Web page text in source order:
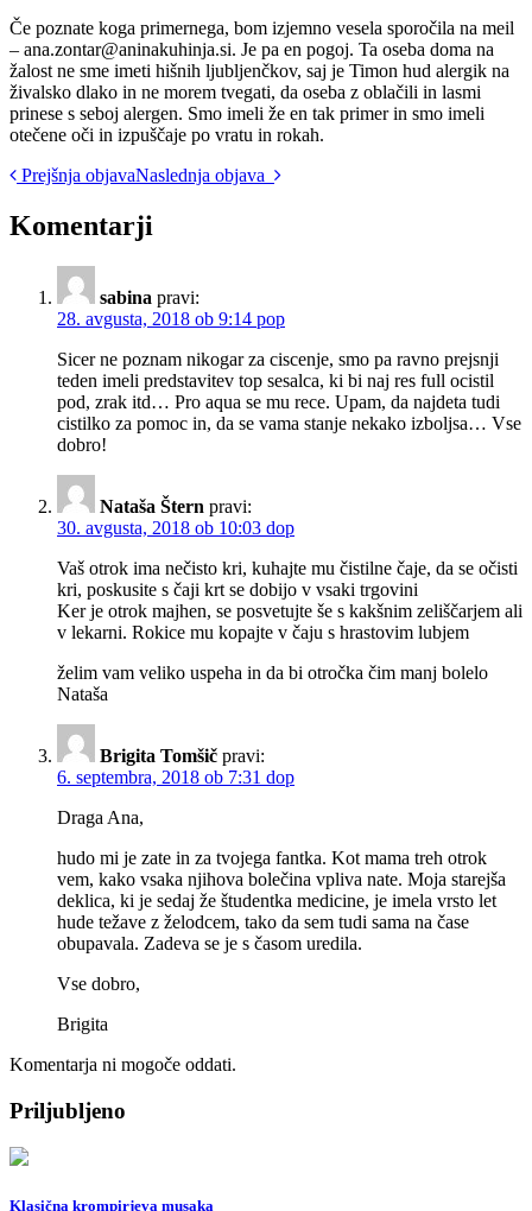
Če poznate koga primernega, bom izjemno vesela sporočila na meil
– ana.zontar@aninakuhinja.si. Je pa en pogoj. Ta oseba doma na
žalost ne sme imeti hišnih ljubljenčkov, saj je Timon hud alergik na
živalsko dlako in ne morem tvegati, da oseba z oblačili in lasmi
prinese s seboj alergen. Smo imeli že en tak primer in smo imeli
otečene oči in izpuščaje po vratu in rokah.
Post
navigation
Prejšnja objavaNaslednja objava
Komentarji
sabina pravi:
28. avgusta, 2018 ob 9:14 pop
Sicer ne poznam nikogar za ciscenje, smo pa ravno prejsnji
teden imeli predstavitev top sesalca, ki bi naj res full ocistil
pod, zrak itd… Pro aqua se mu rece. Upam, da najdeta tudi
cistilko za pomoc in, da se vama stanje nekako izboljsa… Vse
dobro!
Nataša Štern pravi:
30. avgusta, 2018 ob 10:03 dop
Vaš otrok ima nečisto kri, kuhajte mu čistilne čaje, da se očisti
kri, poskusite s čaji krt se dobijo v vsaki trgovini
Ker je otrok majhen, se posvetujte še s kakšnim zeliščarjem ali
v lekarni. Rokice mu kopajte v čaju s hrastovim lubjem
želim vam veliko uspeha in da bi otročka čim manj bolelo
Nataša
Brigita Tomšič pravi:
6. septembra, 2018 ob 7:31 dop
Draga Ana,
hudo mi je zate in za tvojega fantka. Kot mama treh otrok
vem, kako vsaka njihova bolečina vpliva nate. Moja starejša
deklica, ki je sedaj že študentka medicine, je imela vrsto let
hude težave z želodcem, tako da sem tudi sama na čase
obupavala. Zadeva se je s časom uredila.
Vse dobro,
Brigita
Komentarja ni mogoče oddati.
Priljubljeno
Klasična krompirjeva musaka